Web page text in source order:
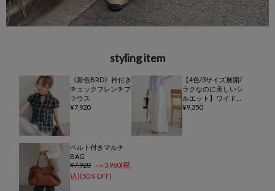
styling item
《新色BRD》衿付き
チェックフレンチブ
ラウス
7,920
【4色/3サイズ展開/
ラクなのに美しいシ
ルエット】ワイドベ
ルトタックパンツ
9,350
ベルト付きマルチ
BAG
7,920
3,960
50％OFF